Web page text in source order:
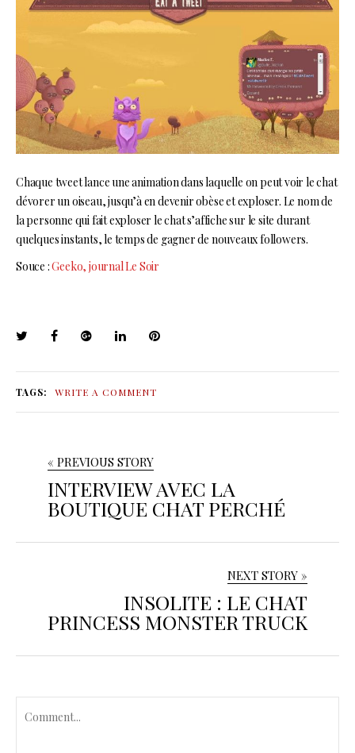
Chaque tweet lance une animation dans laquelle on peut voir le chat
dévorer un oiseau, jusqu’à en devenir obèse et exploser. Le nom de
la personne qui fait exploser le chat s’affiche sur le site durant
quelques instants, le temps de gagner de nouveaux followers.
Souce :Geeko, journal Le Soir
TAGS: WRITE A COMMENT
« PREVIOUS STORY
INTERVIEW AVEC LA
BOUTIQUE CHAT PERCHÉ
NEXT STORY »
INSOLITE : LE CHAT
PRINCESS MONSTER TRUCK